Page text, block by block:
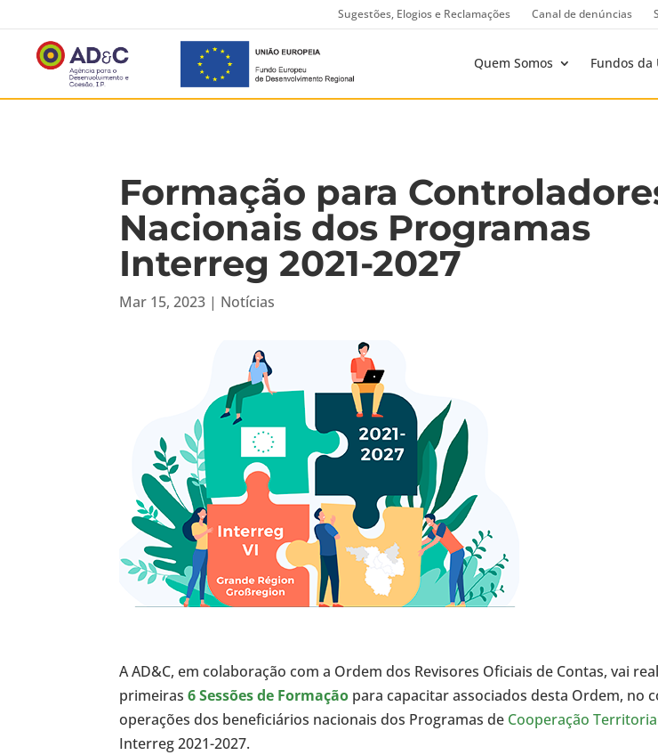
Sugestões, Elogios e Reclamações Canal de denúncias
Quem Somos Fundos da
Formação para
Nacionais dos Programas
Interreg 2021-2027
Mar 15, 2023 | Notícias
A AD&C, em colaboração com a Ordem dos Revisores Oficiais de Contas, vai
primeiras6 Sessões de Formação para capacitar associados desta Ordem, no
operações dos beneficiários nacionais dos Programas de Cooperação
Interreg 2021-2027.